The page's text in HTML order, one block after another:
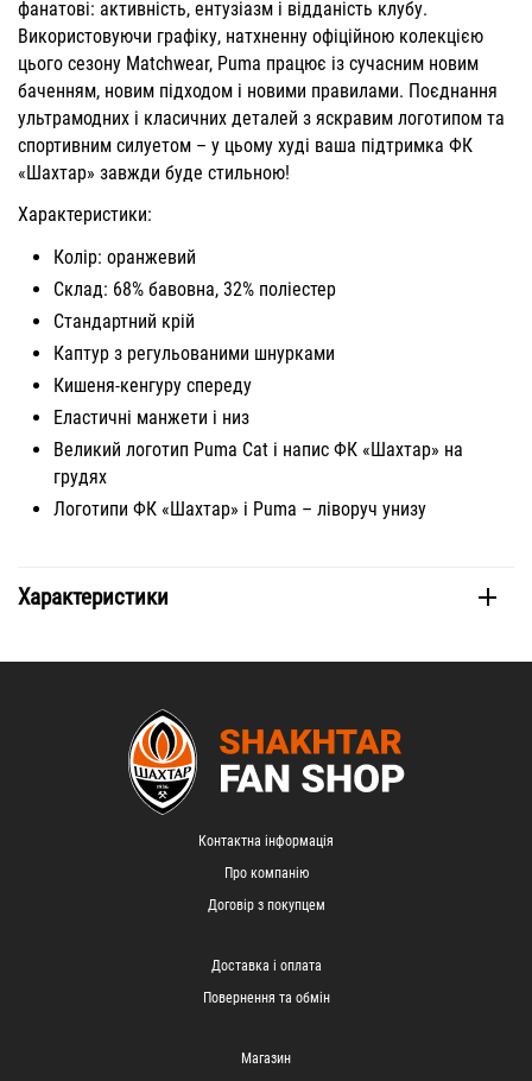
фанатові: активність, ентузіазм і відданість клубу.
Використовуючи графіку, натхненну офіційною колекцією
цього сезону Matchwear, Puma працює із сучасним новим
баченням, новим підходом і новими правилами. Поєднання
ультрамодних і класичних деталей з яскравим логотипом та
спортивним силуетом – у цьому худі ваша підтримка ФК
«Шахтар» завжди буде стильною!
Характеристики:
Колір: оранжевий
Склад: 68% бавовна, 32% поліестер
Стандартний крій
Каптур з регульованими шнурками
Кишеня-кенгуру спереду
Еластичні манжети і низ
Великий логотип Puma Cat і напис ФК «Шахтар» на
грудях
Логотипи ФК «Шахтар» і Puma – ліворуч унизу
Характеристики
Контактна інформація
Про компанію
Договір з покупцем
Доставка і оплата
Повернення та обмін
Магазин